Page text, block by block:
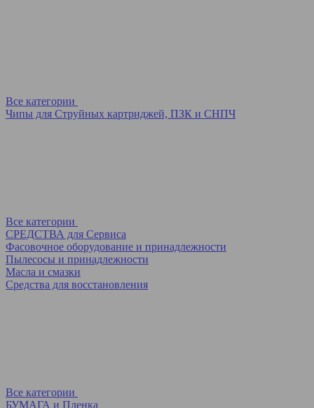
Все категории
Чипы для Струйных картриджей, ПЗК и СНПЧ
Все категории
СРЕДСТВА для Сервиса
Фасовочное оборудование и принадлежности
Пылесосы и принадлежности
Масла и смазки
Средства для восстановления
Все категории
БУМАГА и Пленка